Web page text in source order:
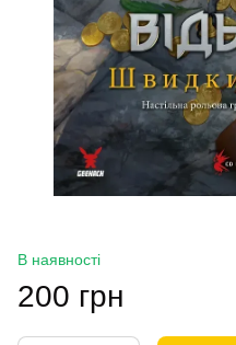
В наявності
200 грн